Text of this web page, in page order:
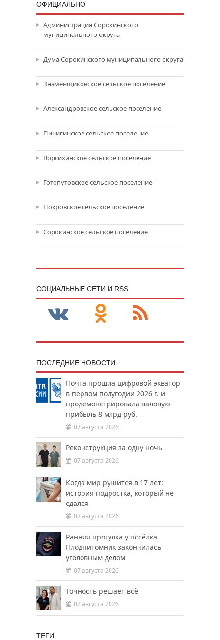
ОФИЦИАЛЬНО
Администрация Сорокинского
муниципального округа
Дума Сорокинского муниципального округа
Знаменщиковское сельское поселение
Александровское сельское поселение
Пинигинское сельское поселение
Ворсихинское сельское поселение
Готопутовское сельское поселение
Покровское сельское поселение
Сорокинское сельское поселение
CОЦИАЛЬНЫЕ СЕТИ И RSS
ПОСЛЕДНИЕ НОВОСТИ
Почта прошла цифровой экватор
в первом полугодии 2026 г. и
продемонстрировала валовую
прибыль 8 млрд руб.
07 августа 2026
Реконструкция за одну ночь
07 августа 2026
Когда мир рушится в 17 лет:
история подростка, который не
сдался
07 августа 2026
Ранняя прогулка у посёлка
Плодпитомник закончилась
уголовным делом
07 августа 2026
Точность решает всё
07 августа 2026
ТЕГИ